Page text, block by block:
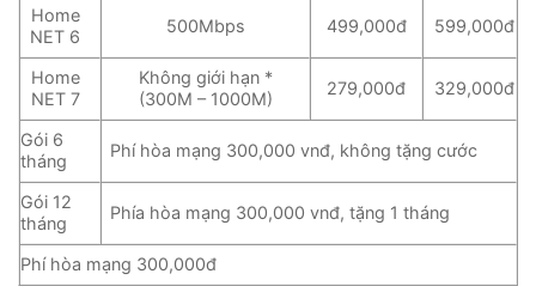
Home
NET 6
500Mbps 499,000đ 599,000đ
Home
NET 7
Không giới hạn *
(300M – 1000M)
279,000đ 329,000đ
Gói 6
tháng
Phí hòa mạng 300,000 vnđ, không tặng cước
Gói 12
tháng
Phía hòa mạng 300,000 vnđ, tặng 1 tháng
Phí hòa mạng 300,000đ